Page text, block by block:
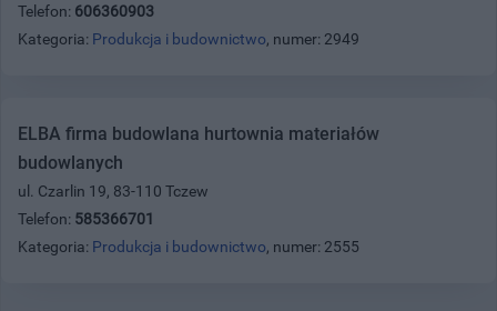
Telefon: 606360903
Kategoria: Produkcja i budownictwo, numer: 2949
ELBA firma budowlana hurtownia materiałów
budowlanych
ul. Czarlin 19, 83-110 Tczew
Telefon: 585366701
Kategoria: Produkcja i budownictwo, numer: 2555